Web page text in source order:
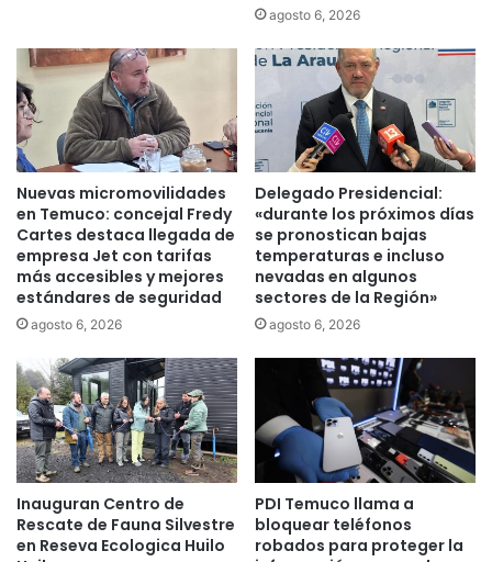
d
e
r
a
k
i
n
g
d
e
e
p
u
t
a
c
i
ó
n
agosto 6, 2026
Nuevas micromovilidades
en Temuco: concejal Fredy
Cartes destaca llegada de
empresa Jet con tarifas
más accesibles y mejores
estándares de seguridad
agosto 6, 2026
Delegado Presidencial:
«durante los próximos días
se pronostican bajas
temperaturas e incluso
nevadas en algunos
sectores de la Región»
agosto 6, 2026
Inauguran Centro de
Rescate de Fauna Silvestre
en Reseva Ecologica Huilo
PDI Temuco llama a
bloquear teléfonos
robados para proteger la